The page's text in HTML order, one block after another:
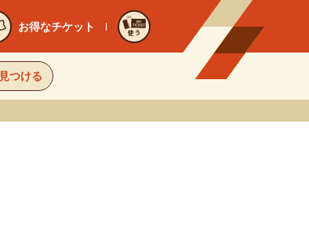
お得なチケット
使う
見つける